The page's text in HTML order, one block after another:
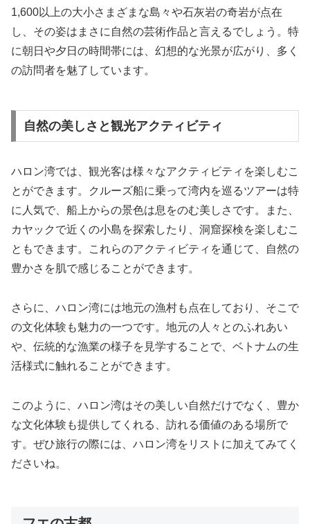
1,600以上の大小さまざまな島々や石灰岩の奇岩が点在
し、その姿はまさに自然の芸術作品と言えるでしょう。特
に朝日や夕日の時間帯には、幻想的な光景が広がり、多く
の訪問者を魅了しています。
自然の美しさと観光アクティビティ
ハロン湾では、観光客は様々なアクティビティを楽しむこ
とができます。クルーズ船に乗って湾内を巡るツアーは特
に人気で、船上からの景色は息をのむ美しさです。また、
カヤックで近くの小島を探索したり、洞窟探検を楽しむこ
ともできます。これらのアクティビティを通じて、自然の
豊かさを肌で感じることができます。
さらに、ハロン湾には地元の漁村も点在しており、そこで
の文化体験も魅力の一つです。地元の人々とのふれあい
や、伝統的な漁業の様子を見学することで、ベトナムの生
活様式に触れることができます。
このように、ハロン湾はその美しい自然だけでなく、豊か
な文化体験も提供してくれる、訪れる価値のある場所で
す。ぜひ旅行の際には、ハロン湾をリストに加えてみてく
ださいね。